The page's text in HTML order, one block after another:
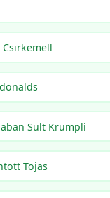
Csirkemell
Sult Krumpli
Tojas